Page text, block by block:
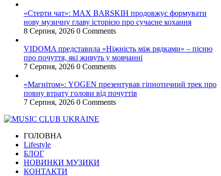
«Стерти чат»: MAX BARSKIH продовжує формувати
нову музичну главу історією про сучасне кохання
8 Серпня, 2026 0 Comments
VIDOMA представила «Ніжність між рядками» – пісню
про почуття, які живуть у мовчанні
7 Серпня, 2026 0 Comments
«Магнітом»: YOGEN презентував гіпнотичний трек про
повну втрату голови від почуттів
7 Серпня, 2026 0 Comments
ГОЛОВНА
Lifestyle
БЛОГ
НОВИНКИ МУЗИКИ
КОНТАКТИ